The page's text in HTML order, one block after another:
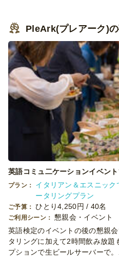
PleArk(プレアーク)
英語コミュ二ケーションイベン
プラン：
イタリアン＆エスニッ
ータリングプラン
ご予算： ひとり4,250円 / 40名
ご利用シーン： 懇親会・イベント
英語検定のイベントの後の懇親
タリングに加えて2時間飲み放題
プションで生ビールサーバーで